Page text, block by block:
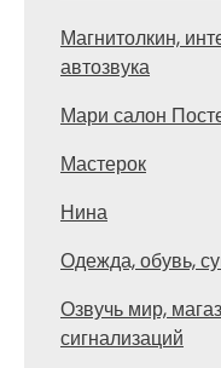
Магнитолкин,
автозвука
Мари салон
Мастерок
Нина
Одежда, обувь,
Озвучь мир,
сигнализаций